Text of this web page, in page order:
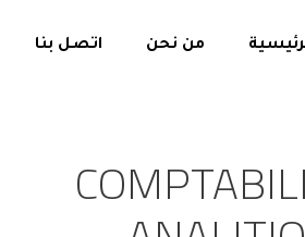
من نحن اتصل بنا